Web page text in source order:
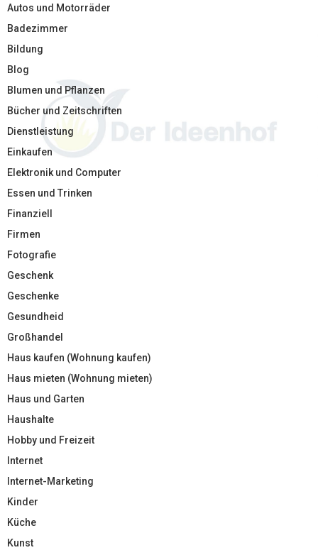
Autos und Motorräder
Badezimmer
Bildung
Blog
Blumen und Pflanzen
Bücher und Zeitschriften
Dienstleistung
Einkaufen
Elektronik und Computer
Essen und Trinken
Finanziell
Firmen
Fotografie
Geschenk
Geschenke
Gesundheid
Großhandel
Haus kaufen (Wohnung kaufen)
Haus mieten (Wohnung mieten)
Haus und Garten
Haushalte
Hobby und Freizeit
Internet
Internet-Marketing
Kinder
Küche
Kunst